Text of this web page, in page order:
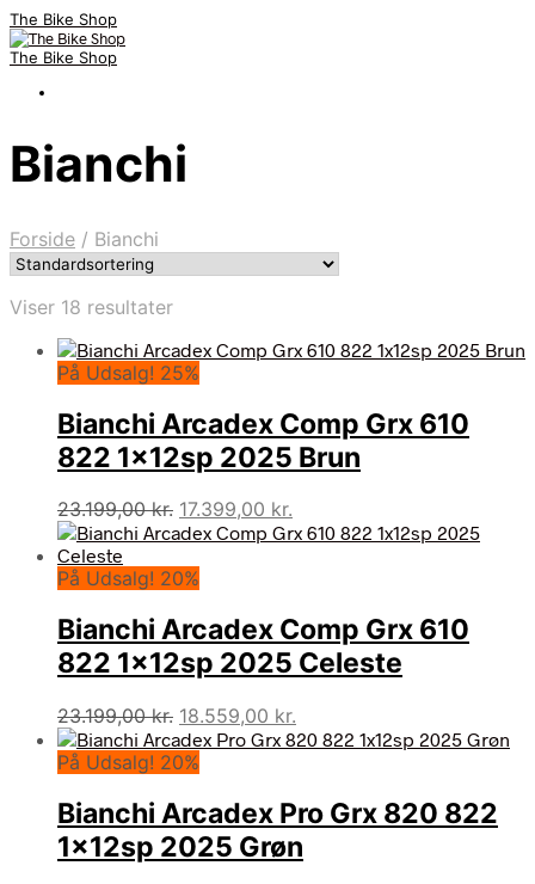
The Bike Shop
The Bike Shop
Bianchi
Forside / Bianchi
Viser 18 resultater
På Udsalg! 25%
Bianchi Arcadex Comp Grx 610
822 1x12sp 2025 Brun
23.199,00kr. Den
oprindelige
var:
17.399,00 kr.
aktuelle
På Udsalg! 20%
Bianchi Arcadex Comp Grx 610
822 1x12sp 2025 Celeste
23.199,00kr. Den
oprindelige
pris
23.199,00 kr..
18.559,00 kr.
aktuelle
18.559,00 kr..
På Udsalg! 20%
Bianchi Arcadex Pro Grx 820 822
1x12sp 2025 Grøn